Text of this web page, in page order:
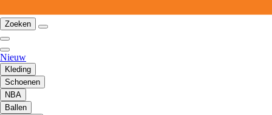
Zoeken
Nieuw
Kleding
Schoenen
NBA
Ballen